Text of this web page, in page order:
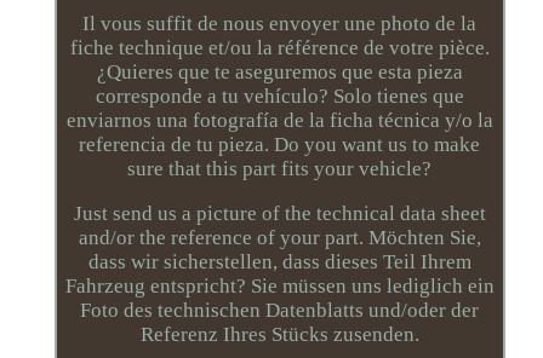
Il vous suffit de nous envoyer une photo de la
fiche technique et/ou la référence de votre pièce.
¿Quieres que te aseguremos que esta pieza
corresponde a tu vehículo? Solo tienes que
enviarnos una fotografía de la ficha técnica y/o la
referencia de tu pieza. Do you want us to make
sure that this part fits your vehicle?
Just send us a picture of the technical data sheet
and/or the reference of your part. Möchten Sie,
dass wir sicherstellen, dass dieses Teil Ihrem
Fahrzeug entspricht? Sie müssen uns lediglich ein
Foto des technischen Datenblatts und/oder der
Referenz Ihres Stücks zusenden.